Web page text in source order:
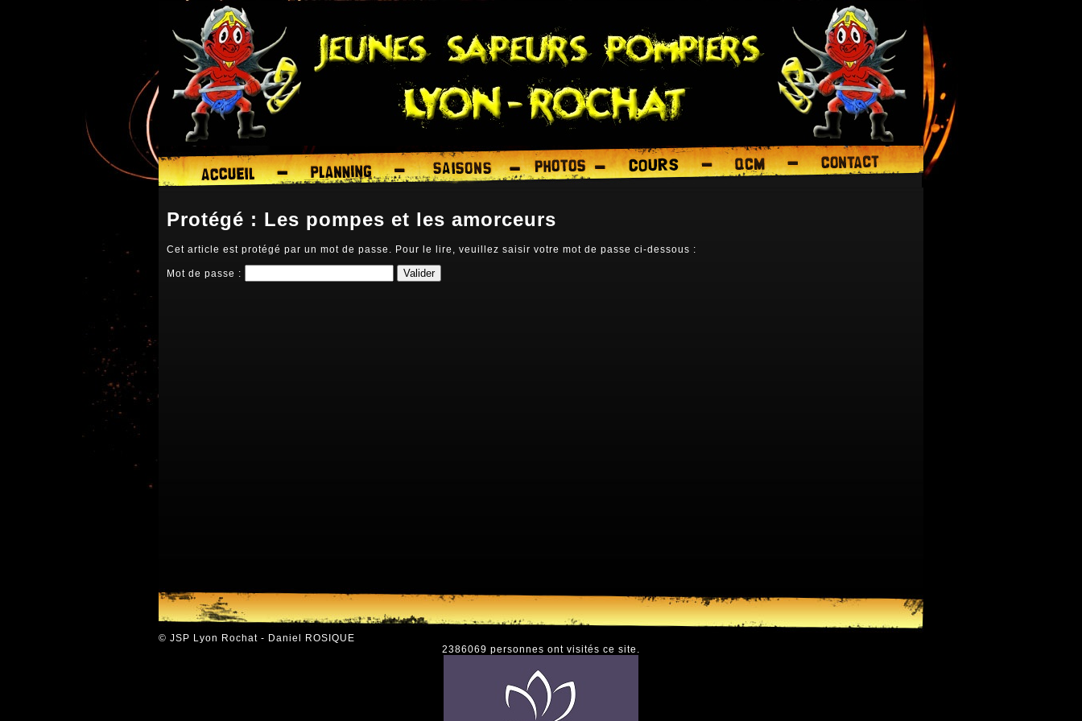
Protégé : Les pompes et les amorceurs
Cet article est protégé par un mot de passe. Pour le lire, veuillez saisir votre mot de passe ci-dessous :
Mot de passe :
© JSP Lyon Rochat - Daniel ROSIQUE
2386069 personnes ont visités ce site.